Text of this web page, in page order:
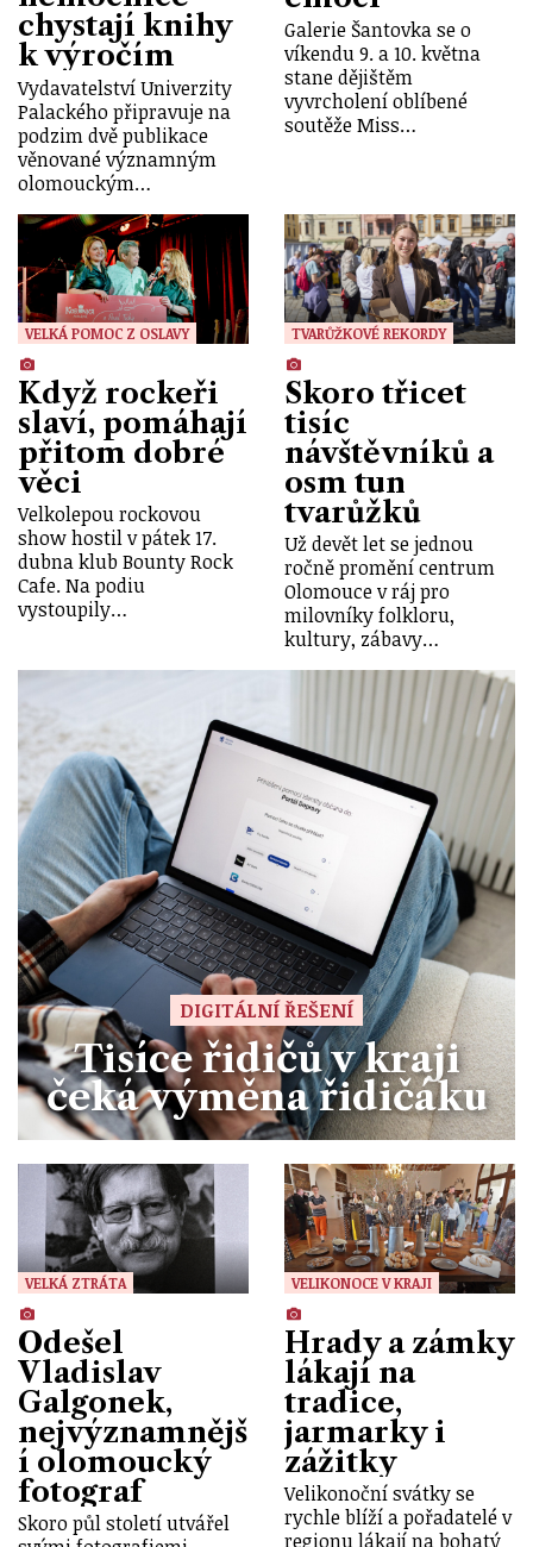
chystají knihy
k výročím
Vydavatelství Univerzity
Palackého připravuje na
podzim dvě publikace
věnované významným
olomouckým…
Galerie Šantovka se o
víkendu 9. a 10. května
stane dějištěm
vyvrcholení oblíbené
soutěže Miss…
VELKÁ POMOC Z OSLAVY
Když rockeři
slaví, pomáhají
přitom dobré
věci
Velkolepou rockovou
show hostil v pátek 17.
dubna klub Bounty Rock
Cafe. Na podiu
vystoupily…
TVARŮŽKOVÉ REKORDY
Skoro třicet
tisíc
návštěvníků a
osm tun
tvarůžků
Už devět let se jednou
ročně promění centrum
Olomouce v ráj pro
milovníky folkloru,
kultury, zábavy…
DIGITÁLNÍ ŘEŠENÍ
Tisíce řidičů v kraji
čeká výměna řidičáku
VELKÁ ZTRÁTA
Odešel
Vladislav
Galgonek,
nejvýznamnějš
í olomoucký
fotograf
Skoro půl století utvářel
VELIKONOCE V KRAJI
Hrady a zámky
lákají na
tradice,
jarmarky i
zážitky
Velikonoční svátky se
rychle blíží a pořadatelé v
regionu lákají na bohatý